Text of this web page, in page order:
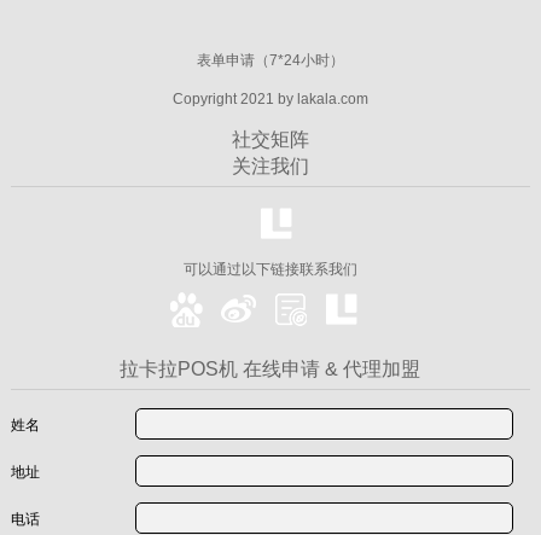
表单申请（7*24小时）
Copyright 2021 by lakala.com
社交矩阵
关注我们
可以通过以下链接联系我们
拉卡拉POS机 在线申请 & 代理加盟
姓名
地址
电话